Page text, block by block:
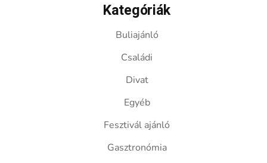
Kategóriák
Buliajánló
Családi
Divat
Egyéb
Fesztivál ajánló
Gasztronómia